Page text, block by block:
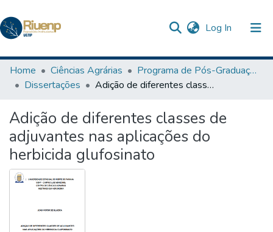
Log In (current)
Communities & Collections
Browse DSpace
Statistics
The Repository
Home Ciências Agrárias
Programa de Pós-Graduação em Agronomia
Dissertações
Adição de diferentes classes de adjuvantes nas aplicações do herbicida glufosinato
Adição de diferentes classes de
adjuvantes nas aplicações do
herbicida glufosinato